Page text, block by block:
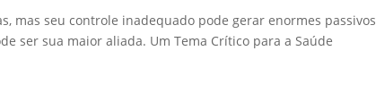
mas seu controle inadequado pode gerar enormes passivos
ser sua maior aliada. Um Tema Crítico para a Saúde